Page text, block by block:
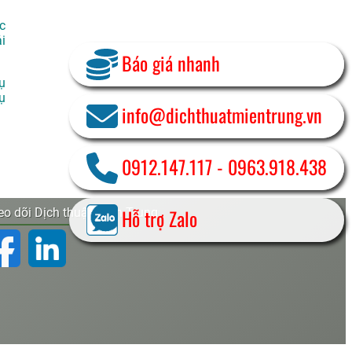
dõi Dịch thuật Miền Trung
Báo giá nhanh
info@dichthuatmientrung.vn
0912.147.117- 0963.918.438
Hỗ trợ Zalo